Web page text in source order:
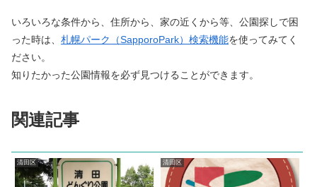
いろいろな条件から、住所から、家の近くから等、公園探しで困
った時は、 札幌パーク（SapporoPark）検索機能を使ってみてく
ださい。
知りたかった公園情報を必ず見つけることができます。
関連記事
清田区 清田区